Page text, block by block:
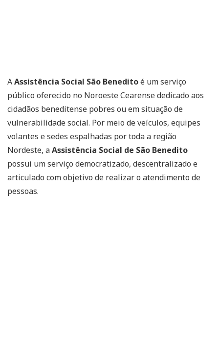
AAssistência Social São Beneditoé um serviço
público oferecido no Noroeste Cearense dedicado aos
cidadãos beneditense pobres ou em situação de
vulnerabilidade social. Por meio de veículos, equipes
volantes e sedes espalhadas por toda a região
Nordeste, aAssistência Social de São Benedito
possui um serviço democratizado, descentralizado e
articulado com objetivo de realizar o atendimento de
pessoas.